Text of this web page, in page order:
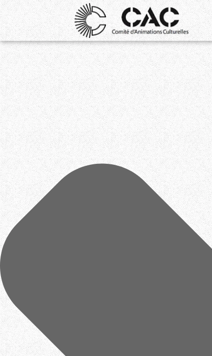
Gérer le consentement aux cookies